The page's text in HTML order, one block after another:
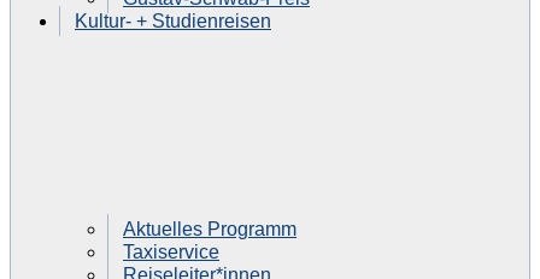
Kultur- + Studienreisen
Aktuelles Programm
Taxiservice
Reiseleiter*innen